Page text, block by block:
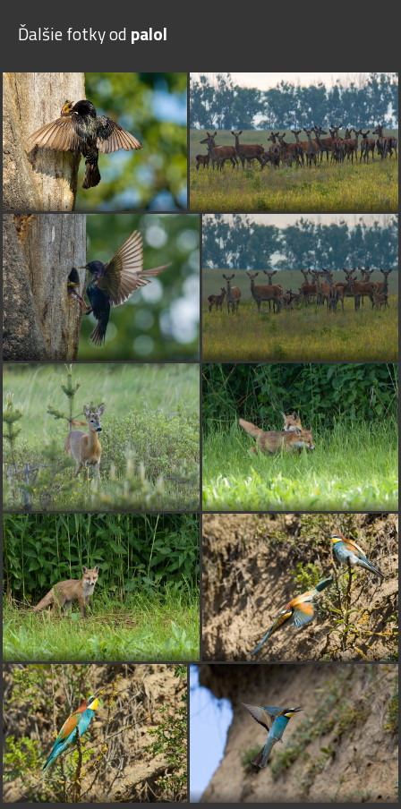
Super momentka
rekmarekpred 1 rokom
super
MATYX55pred 1 rokom
parádny moment...
Echinocactus pred 1 rokom
Pekné.
Ďalšie fotky od palol